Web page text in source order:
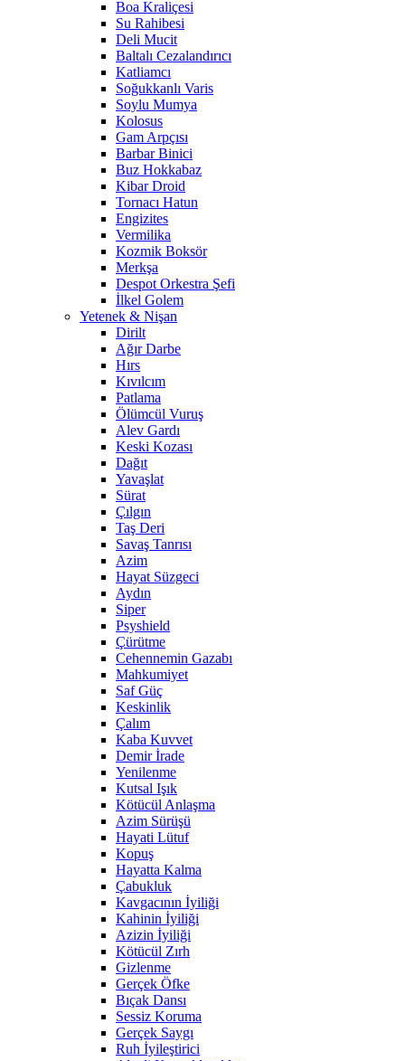
Boa Kraliçesi
Su Rahibesi
Deli Mucit
Baltalı Cezalandırıcı
Katliamcı
Soğukkanlı Varis
Soylu Mumya
Kolosus
Gam Arpçısı
Barbar Binici
Buz Hokkabaz
Kibar Droid
Tornacı Hatun
Engizites
Vermilika
Kozmik Boksör
Merkşa
Despot Orkestra Şefi
İlkel Golem
Yetenek & Nişan
Dirilt
Ağır Darbe
Hırs
Kıvılcım
Patlama
Ölümcül Vuruş
Alev Gardı
Keski Kozası
Dağıt
Yavaşlat
Sürat
Çılgın
Taş Deri
Savaş Tanrısı
Azim
Hayat Süzgeci
Aydın
Siper
Psyshield
Çürütme
Cehennemin Gazabı
Mahkumiyet
Saf Güç
Keskinlik
Çalım
Kaba Kuvvet
Demir İrade
Yenilenme
Kutsal Işık
Kötücül Anlaşma
Azim Sürüşü
Hayati Lütuf
Kopuş
Hayatta Kalma
Çabukluk
Kavgacının İyiliği
Kahinin İyiliği
Azizin İyiliği
Kötücül Zırh
Gizlenme
Gerçek Öfke
Bıçak Dansı
Sessiz Koruma
Gerçek Saygı
Ruh İyileştirici